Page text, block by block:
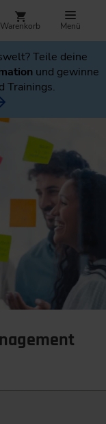
Warenkorb Menü
Teile deine
und gewinne
Trainings.